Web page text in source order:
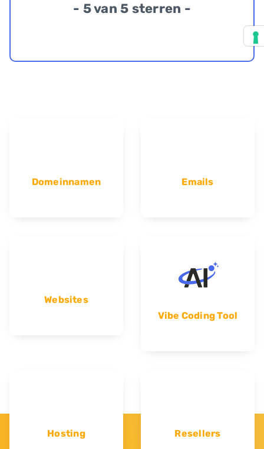
- 5 van 5 sterren -
Domeinnamen Emails
Websites
Vibe Coding Tool
Hosting Resellers